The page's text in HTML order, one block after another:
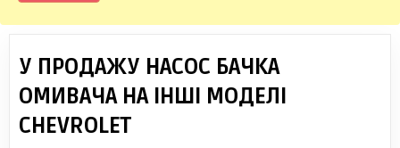
У ПРОДАЖУ НАСОС БАЧКА
ОМИВАЧА НА ІНШІ МОДЕЛІ
CHEVROLET